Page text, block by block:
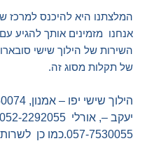
המלצתנו היא להיכנס למרכז
אנחנו מזמינים אותך להגיע
השירות של הילוך שישי
של תקלות מסוג זה.
יעקב –, אורלי